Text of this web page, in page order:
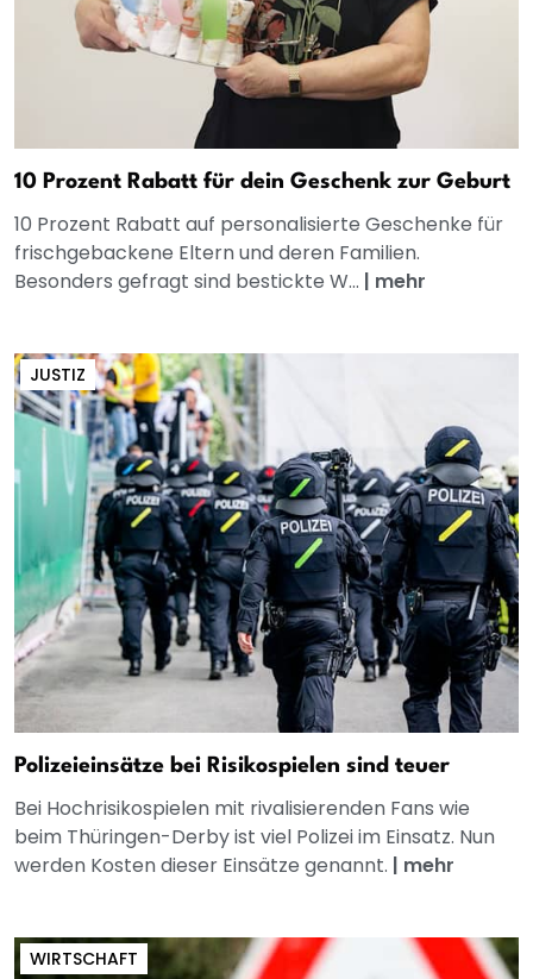
10 Prozent Rabatt für dein Geschenk zur Geburt
10 Prozent Rabatt auf personalisierte Geschenke für
frischgebackene Eltern und deren Familien.
Besonders gefragt sind bestickte W... | mehr
JUSTIZ
Polizeieinsätze bei Risikospielen sind teuer
Bei Hochrisikospielen mit rivalisierenden Fans wie
beim Thüringen-Derby ist viel Polizei im Einsatz. Nun
werden Kosten dieser Einsätze genannt. | mehr
WIRTSCHAFT